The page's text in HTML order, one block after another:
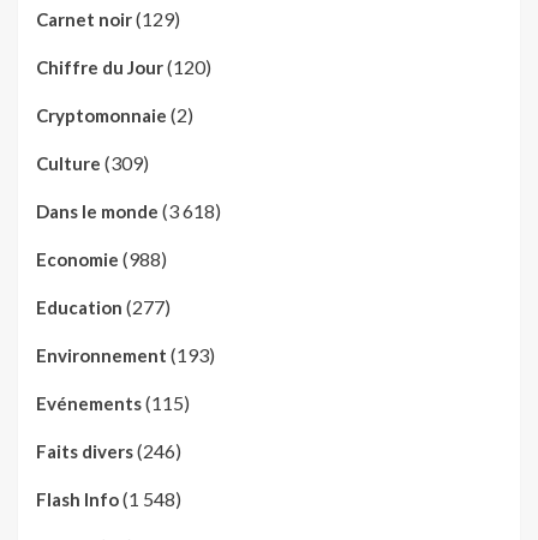
Carnet noir(129)
Chiffre du Jour(120)
Cryptomonnaie (2)
Culture (309)
Dans le monde (3 618)
Economie (988)
Education (277)
Environnement (193)
Evénements(115)
Faits divers(246)
Flash Info(1 548)